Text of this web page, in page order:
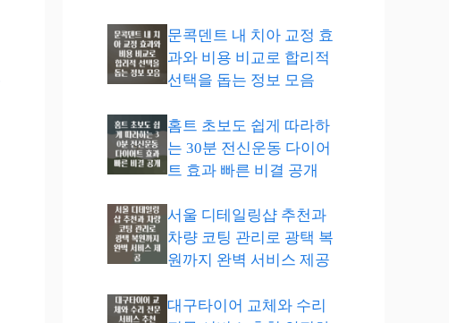
문콕덴트 내 치아 교정 효
과와 비용 비교로 합리적
선택을 돕는 정보 모음
홈트 초보도 쉽게 따라하
는 30분 전신운동 다이어
트 효과 빠른 비결 공개
서울 디테일링샵 추천과
차량 코팅 관리로 광택 복
원까지 완벽 서비스 제공
대구타이어 교체와 수리